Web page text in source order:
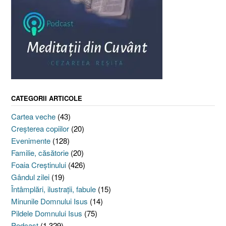
CATEGORII ARTICOLE
Cartea veche (43)
Creşterea copiilor (20)
Evenimente (128)
Familie, căsătorie (20)
Foaia Creştinului (426)
Gândul zilei (19)
Întâmplări, ilustraţii, fabule (15)
Minunile Domnului Isus (14)
Pildele Domnului Isus (75)